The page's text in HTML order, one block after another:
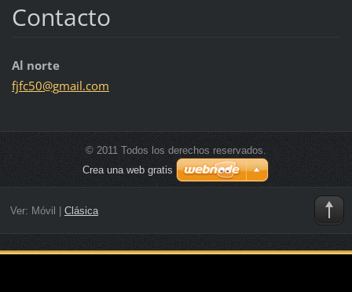
Contacto
Al norte
fjfc50@gmail.com
© 2011 Todos los derechos reservados.
Crea una web gratis
Ver: Móvil Clásica